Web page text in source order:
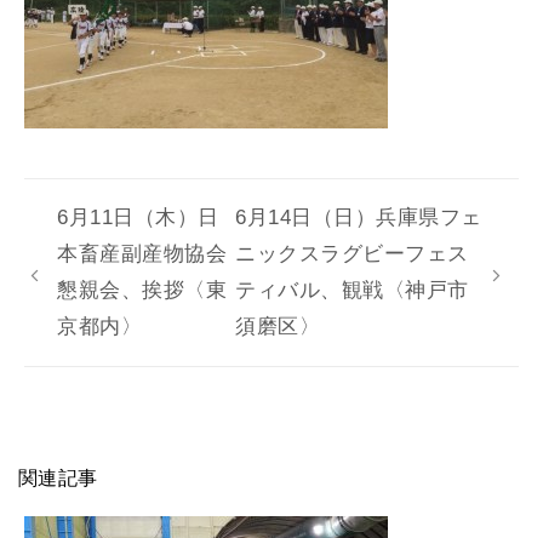
6月11日（木）日
本畜産副産物協会
懇親会、挨拶〈東
京都内〉
6月14日（日）兵庫県フェ
ニックスラグビーフェス
ティバル、観戦〈神戸市
須磨区〉
関連記事